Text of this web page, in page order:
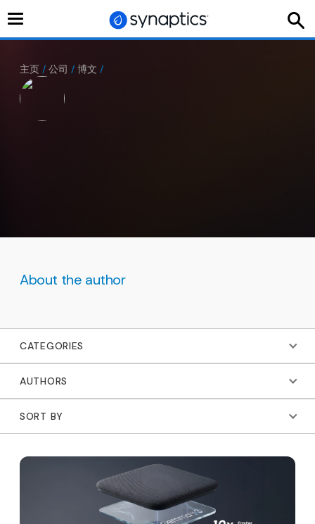
切
航
主页 / 公司 / 博文 /
CATEGORIES
AUTHORS
SORT BY
About the author